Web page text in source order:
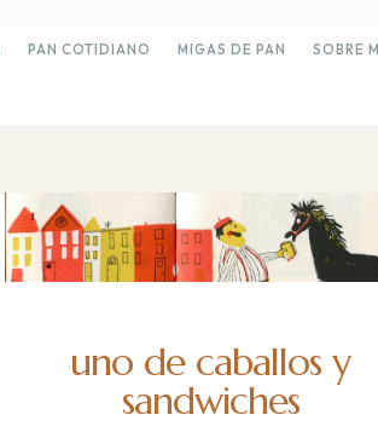
PAN COTIDIANO MIGAS DE PAN SOBRE MÍ
uno de caballos y
sandwiches